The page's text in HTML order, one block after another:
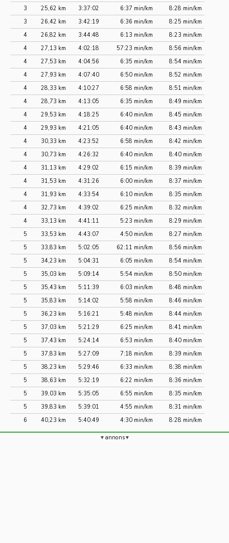
3
25,62 km 3:37:02 6:37 min/km
8:28 min/km
3
26,42 km 3:42:19 6:36 min/km
8:25 min/km
4
26,82 km 3:44:48 6:13 min/km
8:23 min/km
4
27,13 km 4:02:18 57:23 min/km
8:56 min/km
4
27,53 km 4:04:56 6:35 min/km
8:54 min/km
4
27,93 km 4:07:40 6:50 min/km
8:52 min/km
4
28,33 km 4:10:27 6:58 min/km
8:51 min/km
4
28,73 km 4:13:05 6:35 min/km
8:49 min/km
4
29,53 km 4:18:25 6:40 min/km
8:45 min/km
4
29,93 km 4:21:05 6:40 min/km
8:43 min/km
4
30,33 km 4:23:52 6:58 min/km
8:42 min/km
4
30,73 km 4:26:32 6:40 min/km
8:40 min/km
4
31,13 km 4:29:02 6:15 min/km
8:39 min/km
4
31,53 km 4:31:26 6:00 min/km
8:37 min/km
4
31,93 km 4:33:54 6:10 min/km
8:35 min/km
4
32,73 km 4:39:02 6:25 min/km
8:32 min/km
4
33,13 km 4:41:11 5:23 min/km
8:29 min/km
5
33,53 km 4:43:07 4:50 min/km
8:27 min/km
5
33,83 km 5:02:05 62:11 min/km
8:56 min/km
5
34,23 km 5:04:31 6:05 min/km
8:54 min/km
5
35,03 km 5:09:14 5:54 min/km
8:50 min/km
5
35,43 km 5:11:39 6:03 min/km
8:48 min/km
5
35,83 km 5:14:02 5:58 min/km
8:46 min/km
5
36,23 km 5:16:21 5:48 min/km
8:44 min/km
5
37,03 km 5:21:29 6:25 min/km
8:41 min/km
5
37,43 km 5:24:14 6:53 min/km
8:40 min/km
5
37,83 km 5:27:09 7:18 min/km
8:39 min/km
5
38,23 km 5:29:46 6:33 min/km
8:38 min/km
5
38,63 km 5:32:19 6:22 min/km
8:36 min/km
5
39,03 km 5:35:05 6:55 min/km
8:35 min/km
5
39,83 km 5:39:01 4:55 min/km
8:31 min/km
6
40,23 km 5:40:49 4:30 min/km 8:28 min/km
annons